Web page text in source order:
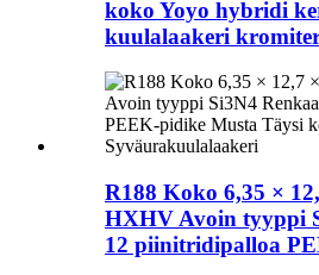
koko Yoyo hybridi
kuulalaakeri
R188 Koko 6,35 ×
HXHV Avoin tyyppi
12 piinitridipalloa